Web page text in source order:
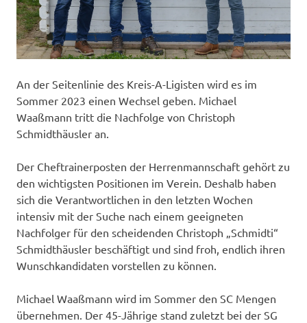
An der Seitenlinie des Kreis-A-Ligisten wird es im
Sommer 2023 einen Wechsel geben. Michael
Waaßmann tritt die Nachfolge von Christoph
Schmidthäusler an.
Der Cheftrainerposten der Herrenmannschaft gehört zu
den wichtigsten Positionen im Verein. Deshalb haben
sich die Verantwortlichen in den letzten Wochen
intensiv mit der Suche nach einem geeigneten
Nachfolger für den scheidenden Christoph „Schmidti“
Schmidthäusler beschäftigt und sind froh, endlich ihren
Wunschkandidaten vorstellen zu können.
Michael Waaßmann wird im Sommer den SC Mengen
übernehmen. Der 45-Jährige stand zuletzt bei der SG